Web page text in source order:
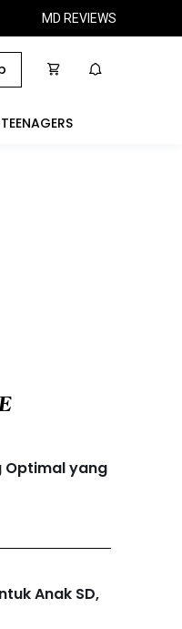
MD REVIEWS
Optimal yang
Anak SD,